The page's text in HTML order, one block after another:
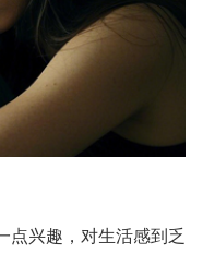
点兴趣，对生活感到乏